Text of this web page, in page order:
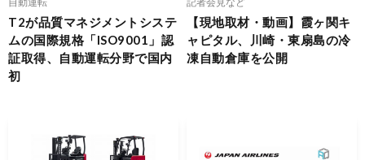
T2が品質マネジメントシステ
ムの国際規格「ISO9001」認
証取得、自動運転分野で国内
初
【現地取材・動画】霞ヶ関キ
ャピタル、川崎・東扇島の冷
凍自動倉庫を公開